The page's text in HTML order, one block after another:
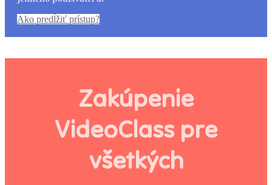
Ako predĺžiť prístup?
Zakúpenie
VideoClass pre
všetkých